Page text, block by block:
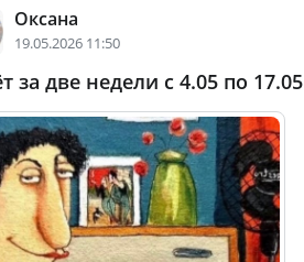
Оксана
19.05.2026 11:50
за две недели с 4.05 по 17.05